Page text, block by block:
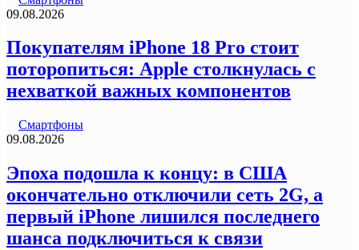
09.08.2026
Покупателям iPhone 18 Pro стоит
поторопиться: Apple столкнулась с
нехваткой важных компонентов
Смартфоны
09.08.2026
Эпоха подошла к концу: в США
окончательно отключили сеть 2G, а
первый iPhone лишился последнего
шанса подключиться к связи